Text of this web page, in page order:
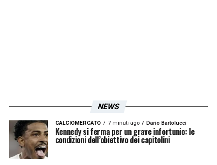
po’ abbassato. Ma questo momento
passerà”.
LA PLAYLIST DELLE NOSTRE TOP NEWS
NEWS
CALCIOMERCATO 7 minuti ago Dario Bartolucci
Kennedy si ferma per un grave infortunio: le
condizioni dell’obiettivo dei capitolini